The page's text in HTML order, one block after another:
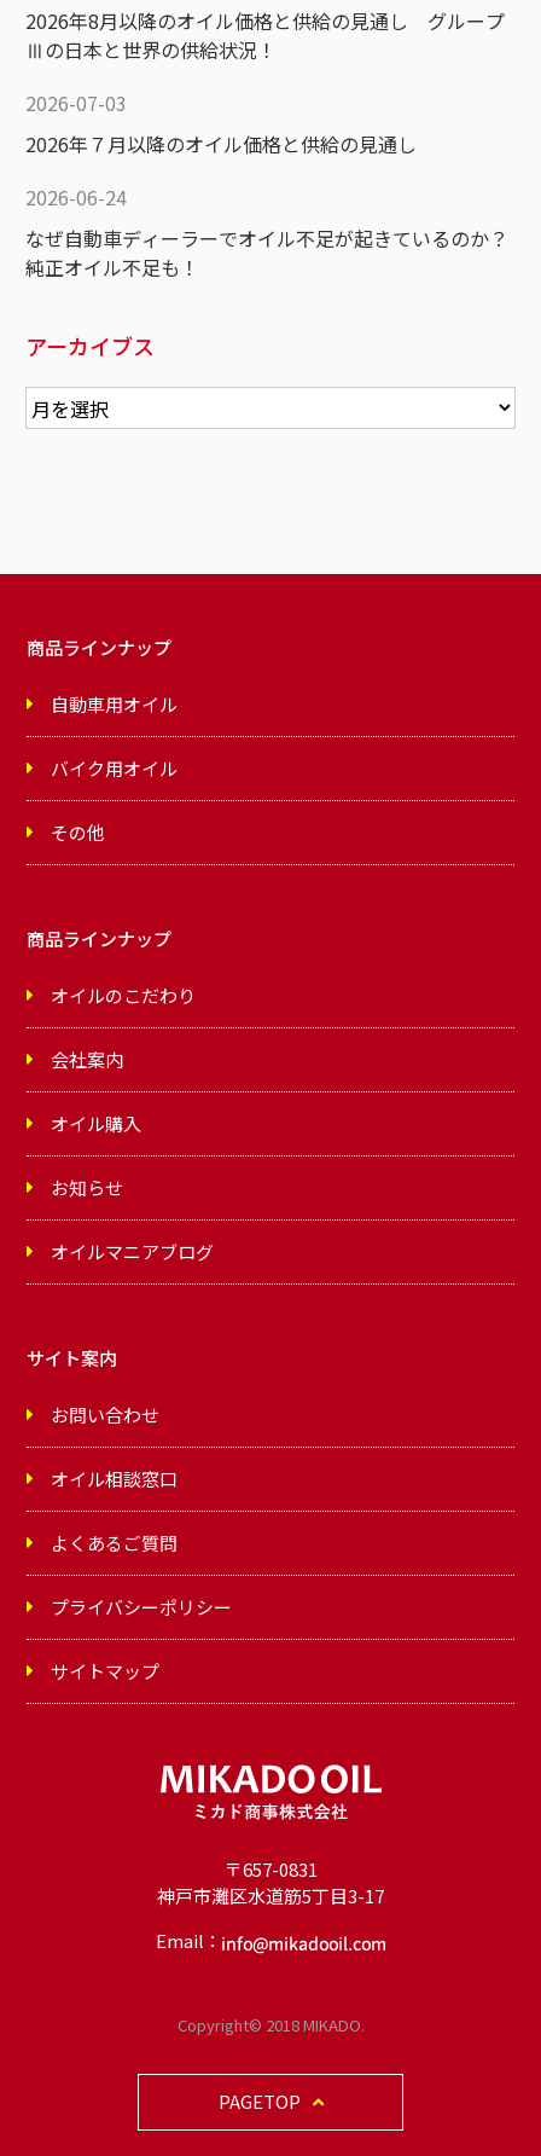
2026年8月以降のオイル価格と供給の見通し グループ
Ⅲの日本と世界の供給状況！
2026-07-03
2026年７月以降のオイル価格と供給の見通し
2026-06-24
なぜ自動車ディーラーでオイル不足が起きているのか？
純正オイル不足も！
アーカイブス
〒657-0831
神戸市灘区水道筋5丁目3-17
Email：
商品ラインナップ
自動車用オイル
バイク用オイル
その他
商品ラインナップ
オイルのこだわり
会社案内
オイル購入
お知らせ
オイルマニアブログ
サイト案内
お問い合わせ
オイル相談窓口
よくあるご質問
プライバシーポリシー
サイトマップ
Copyright© 2018 MIKADO.
PAGETOP